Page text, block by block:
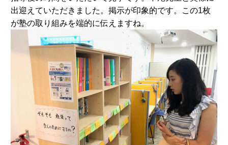
出迎えていただきました。掲示が印象的です。この1枚
が塾の取り組みを端的に伝えますね。